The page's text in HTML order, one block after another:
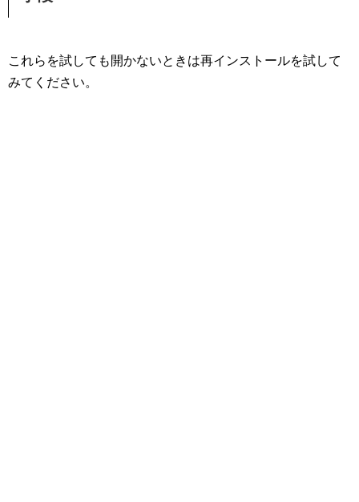
これらを試しても開かないときは再インストールを試して
みてください。